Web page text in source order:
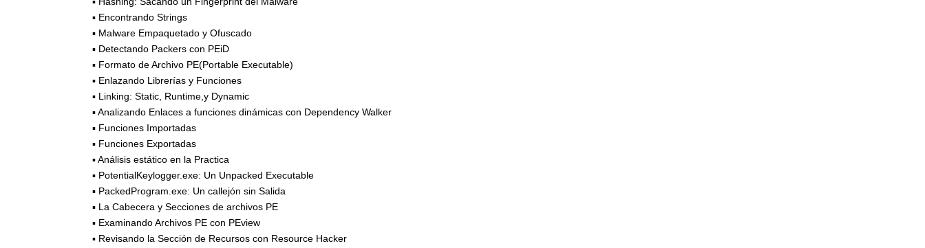
▪ Encontrando Strings
▪ Malware Empaquetado y Ofuscado
▪ Detectando Packers con PEiD
▪ Formato de Archivo PE(Portable Executable)
▪ Enlazando Librerías y Funciones
▪ Linking: Static, Runtime,y Dynamic
▪ Analizando Enlaces a funciones dinámicas con Dependency Walker
▪ Funciones Importadas
▪ Funciones Exportadas
▪ Análisis estático en la Practica
▪ PotentialKeylogger.exe: Un Unpacked Executable
▪ PackedProgram.exe: Un callejón sin Salida
▪ La Cabecera y Secciones de archivos PE
▪ Examinando Archivos PE con PEview
▪ Revisando la Sección de Recursos con Resource Hacker